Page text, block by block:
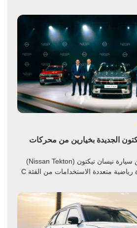
الجديدة بخيارين من محركات
كشفت نيسان رسمياً عن سيارة نيسان تيكتون (Nissan Tekton)
الجديدة كلياً، وهي سيارة رياضية متعددة الاستخدامات من الفئة C